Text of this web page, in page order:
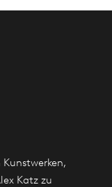
Katz zu